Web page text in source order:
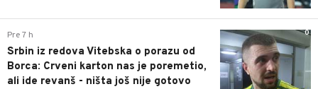
0
Pre 7 h
Srbin iz redova Vitebska o porazu od
Borca: Crveni karton nas je poremetio,
ali ide revanš - ništa još nije gotovo